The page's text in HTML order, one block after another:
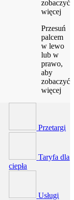
Przesuń
palcem
w lewo
lub w
prawo,
aby
zobaczyć
więcej
Przetargi
Taryfa dla
ciepła
Usługi